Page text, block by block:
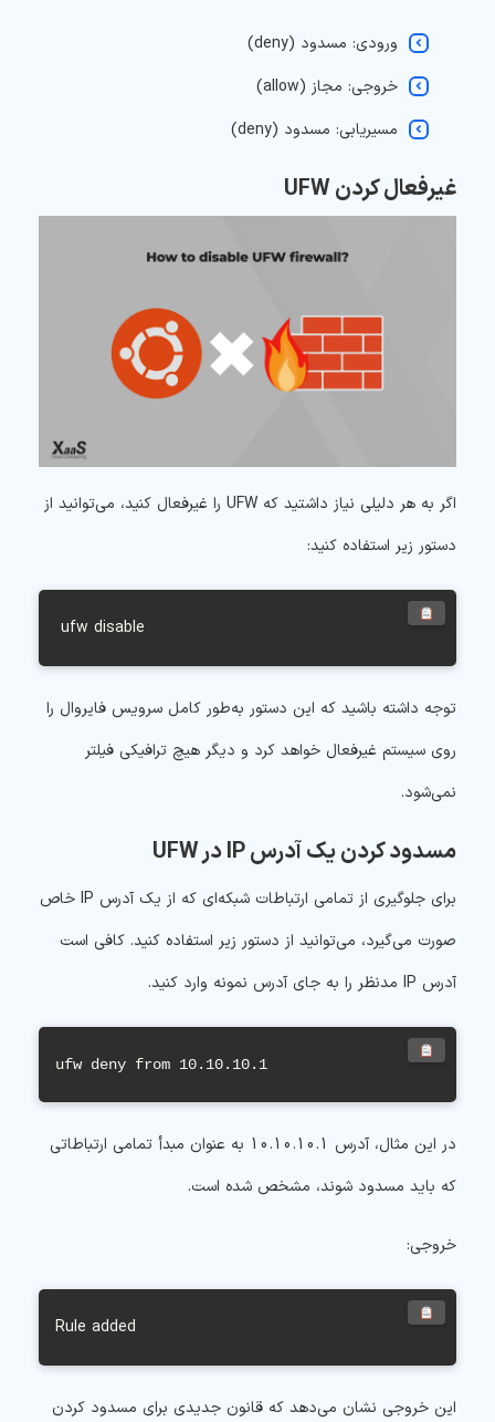
ورودی: مسدود (deny)
خروجی: مجاز (allow)
مسیر‌یابی: مسدود (deny)
غیرفعال کردن UFW
اگر به هر دلیلی نیاز داشتید که UFW را غیرفعال کنید، می‌توانید از
دستور زیر استفاده کنید:
ufw disable
توجه داشته باشید که این دستور به‌طور کامل سرویس فایروال را
روی سیستم غیرفعال خواهد کرد و دیگر هیچ ترافیکی فیلتر
نمی‌شود.
مسدود کردن یک آدرس IP در UFW
برای جلوگیری از تمامی ارتباطات شبکه‌ای که از یک آدرس IP خاص
صورت می‌گیرد، می‌توانید از دستور زیر استفاده کنید. کافی است
آدرس IP مدنظر را به جای آدرس نمونه وارد کنید.
ufw deny from 10.10.10.1
در این مثال، آدرس 10.10.10.1 به عنوان مبدأ تمامی ارتباطاتی
که باید مسدود شوند، مشخص شده است.
خروجی:
Rule added
این خروجی نشان می‌دهد که قانون جدیدی برای مسدود کردن